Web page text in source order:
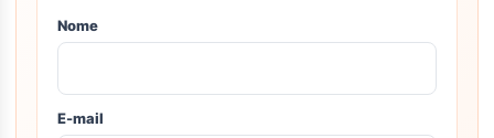
Nome
E-mail